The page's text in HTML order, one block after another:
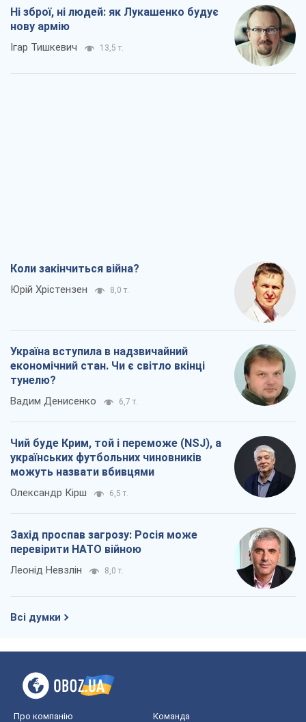
Ні зброї, ні людей: як Лукашенко будує
нову армію
Ігар Тишкевич 13,5 т.
Коли закінчиться війна?
Юрій Хрістензен 8,0 т.
Україна вступила в надзвичайний
економічний стан. Чи є світло вкінці
тунелю?
Вадим Денисенко 6,7 т.
Чий буде Крим, той і переможе (NSJ), а
українських футбольних чиновників
можуть назвати вбивцями
Олександр Кірш 6,5 т.
Захід проспав загрозу: Росія може
перевірити НАТО війною
Леонід Невзлін 8,0 т.
Всі думки
Про компанію Команда